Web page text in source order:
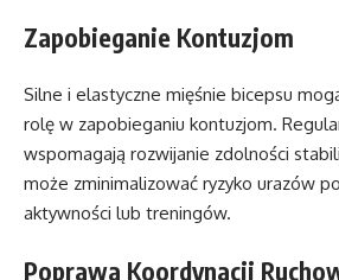
Zapobieganie Kontuzjom
Silne i elastyczne mięśnie bicepsu
rolę w zapobieganiu kontuzjom.
wspomagają rozwijanie zdolności
może zminimalizować ryzyko urazów
aktywności lub treningów.
Poprawa Koordynacji